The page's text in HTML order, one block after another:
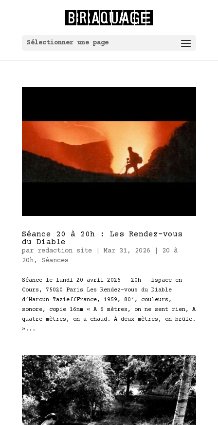
Sélectionner une page
Séance 20 à 20h : Les Rendez-vous
du Diable
par redaction site| Mar 31, 2026
20 à
20h, Séances
Séance le lundi 20 avril 2026 – 20h – Espace en
Cours, 75020 Paris Les Rendez-vous du Diable
d’Haroun TazieffFrance, 1959, 80′, couleurs,
sonore, copie 16mm « A 6 mètres, on ne sent rien, A
quatre mètres, on a chaud. À deux mètres, on brûle.
»...